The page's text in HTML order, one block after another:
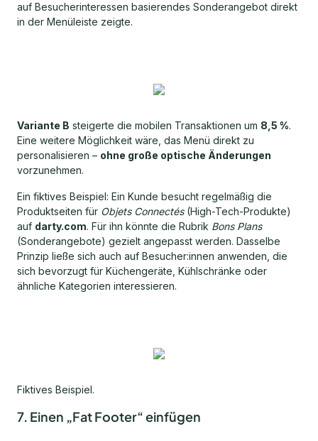
auf Besucherinteressen basierendes Sonderangebot direkt
in der Menüleiste zeigte.
Variante B steigerte die mobilen Transaktionen um 8,5 %.
Eine weitere Möglichkeit wäre, das Menü direkt zu
personalisieren – ohne große optische Änderungen
vorzunehmen.
Ein fiktives Beispiel: Ein Kunde besucht regelmäßig die
Produktseiten für Objets Connectés(High-Tech-Produkte)
auf darty.com. Für ihn könnte die Rubrik Bons Plans
(Sonderangebote) gezielt angepasst werden. Dasselbe
Prinzip ließe sich auch auf Besucher:innen anwenden, die
sich bevorzugt für Küchengeräte, Kühlschränke oder
ähnliche Kategorien interessieren.
Fiktives Beispiel.
7. Einen „Fat Footer“ einfügen